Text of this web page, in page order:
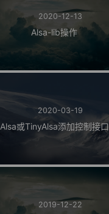
2020-12-13
Alsa-lib操作
2020-03-19
Alsa或TinyAlsa添加控制接口
2019-12-22